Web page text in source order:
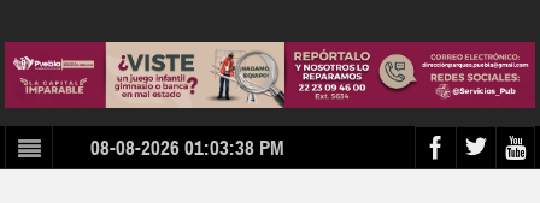
08-08-2026 01:03:38 PM